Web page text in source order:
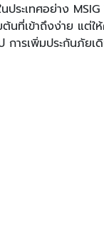
ประเทศอย่าง
นที่เข้าถึงง่าย แต่ใ
ารเพิ่มประกันภัยเดิ